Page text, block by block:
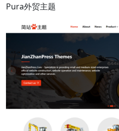
Pura外贸主题